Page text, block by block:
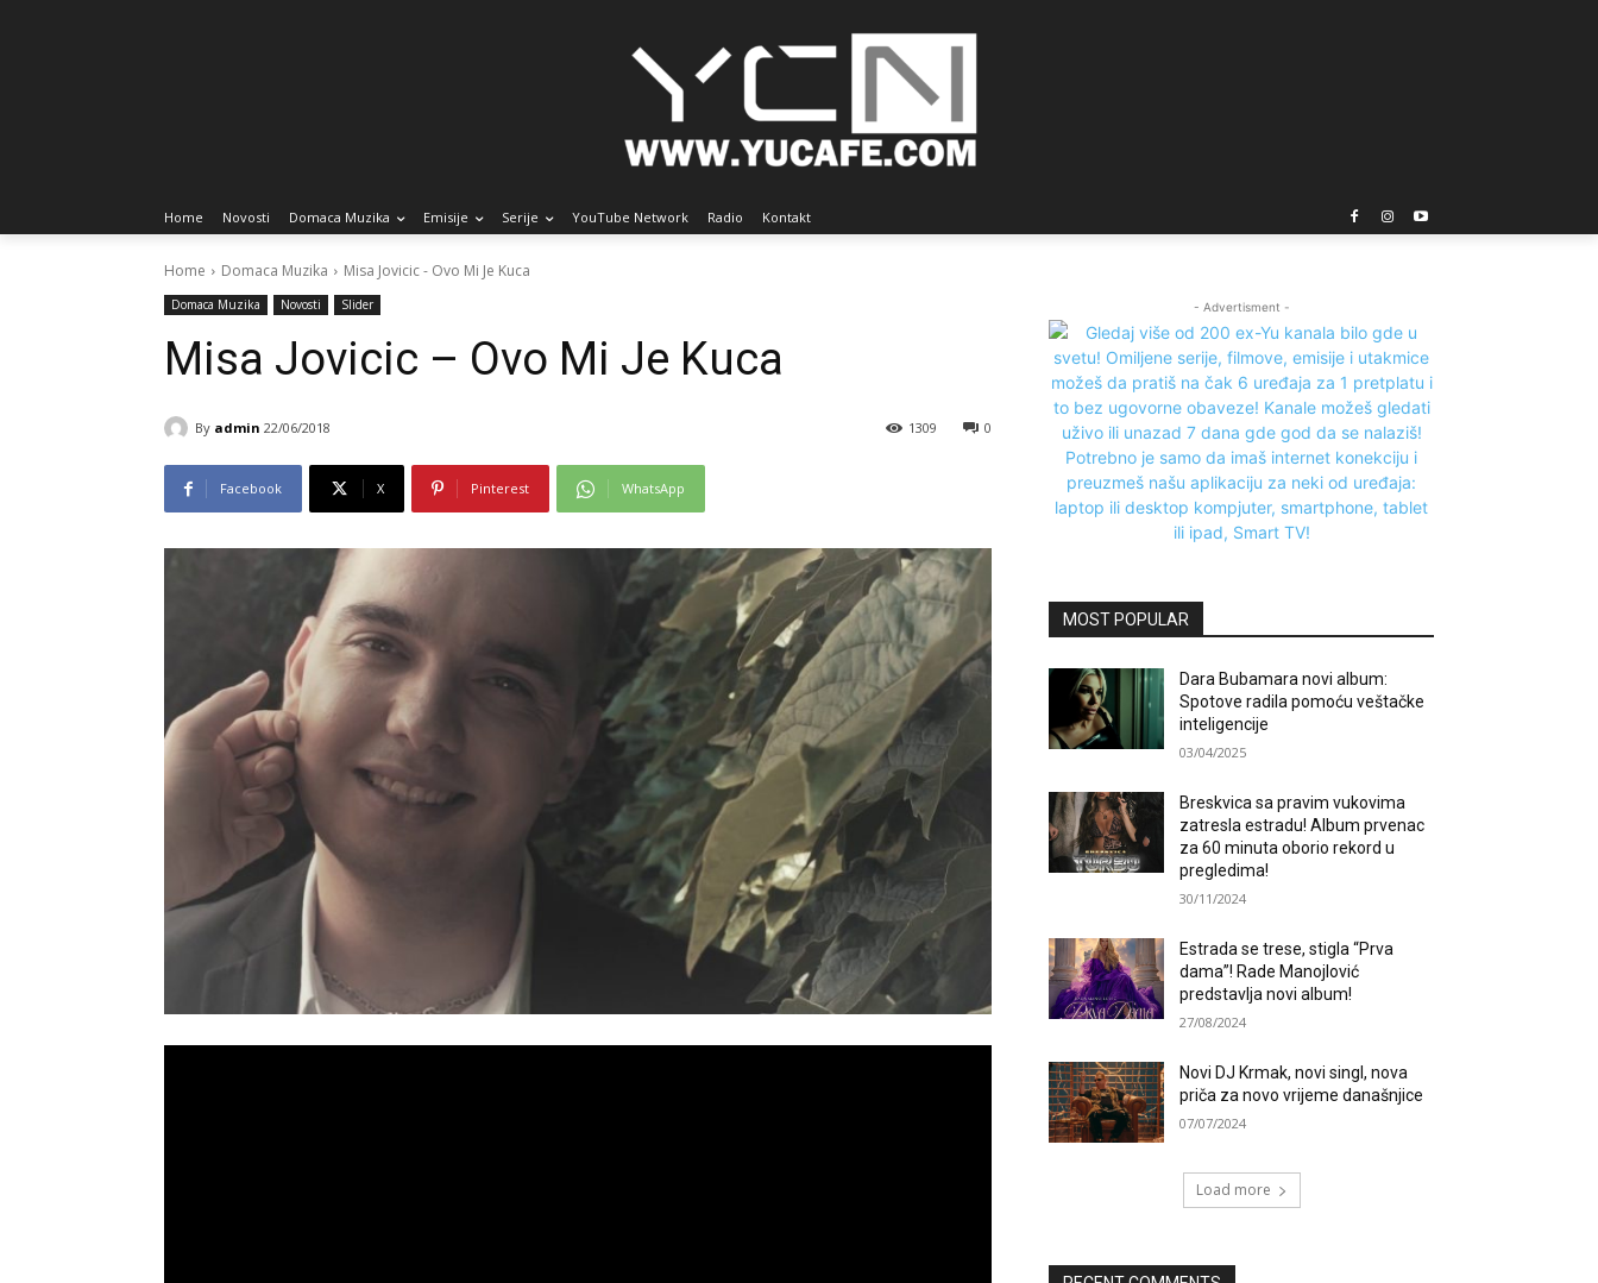
Home Novosti Domaca Muzika Emisije Serije YouTube Network Radio Kontakt
Home Domaca Muzika Misa Jovicic - Ovo Mi Je Kuca
Domaca Muzika Novosti Slider
Misa Jovicic – Ovo Mi Je Kuca
By admin 22/06/2018 0
1309
Facebook X Pinterest WhatsApp
- Advertisment -
MOST POPULAR
Dara Bubamara novi album:
Spotove radila pomoću veštačke
inteligencije
03/04/2025
Breskvica sa pravim vukovima
zatresla estradu! Album prvenac
za 60 minuta oborio rekord u
pregledima!
30/11/2024
Estrada se trese, stigla “Prva
dama”! Rade Manojlović
predstavlja novi album!
27/08/2024
Novi DJ Krmak, novi singl, nova
priča za novo vrijeme današnjice
07/07/2024
Load more